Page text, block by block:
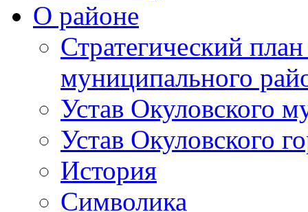
О районе
Стратегический
муниципального
Устав Окуловского
Устав Окуловского
История
Символика